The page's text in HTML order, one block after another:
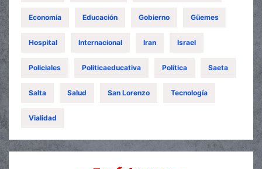
Economía Educación Gobierno Güemes
Hospital Internacional Iran Israel
Policiales Politicaeducativa Política Saeta
Salta Salud San Lorenzo Tecnología
Vialidad